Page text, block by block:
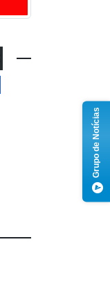
Grupo de Notícias